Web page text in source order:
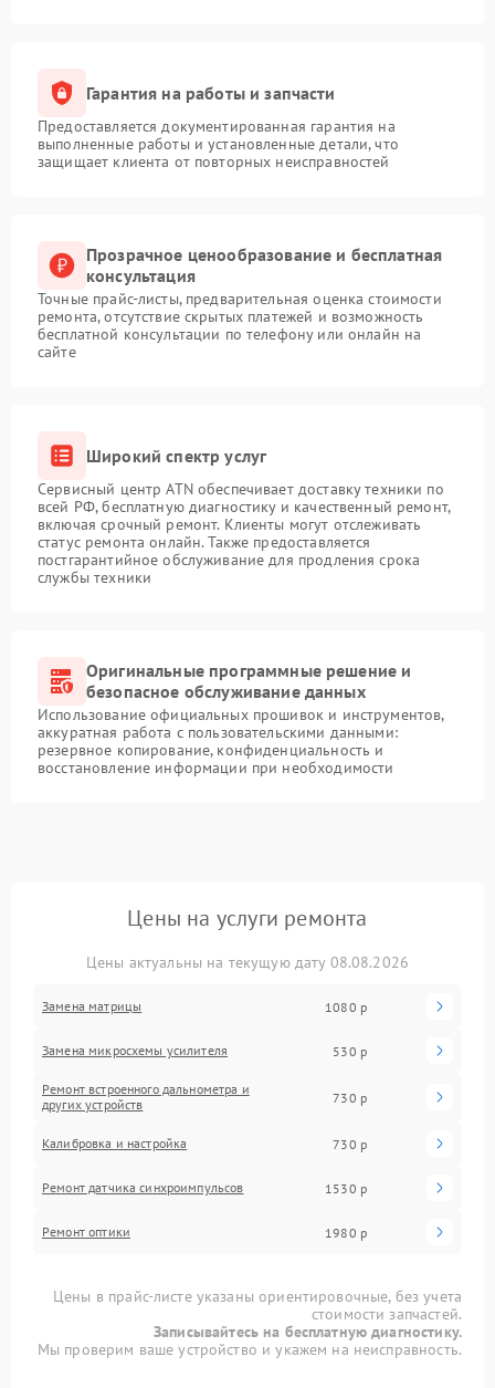
Гарантия на работы и запчасти
Предоставляется документированная гарантия на
выполненные работы и установленные детали, что
защищает клиента от повторных неисправностей
Прозрачное ценообразование и бесплатная
консультация
Точные прайс-листы, предварительная оценка стоимости
ремонта, отсутствие скрытых платежей и возможность
бесплатной консультации по телефону или онлайн на
сайте
Широкий спектр услуг
Сервисный центр ATN обеспечивает доставку техники по
всей РФ, бесплатную диагностику и качественный ремонт,
включая срочный ремонт. Клиенты могут отслеживать
статус ремонта онлайн. Также предоставляется
постгарантийное обслуживание для продления срока
службы техники
Оригинальные программные решение и
безопасное обслуживание данных
Использование официальных прошивок и инструментов,
аккуратная работа с пользовательскими данными:
резервное копирование, конфиденциальность и
восстановление информации при необходимости
Цены на услуги ремонта
Цены актуальны на текущую дату 08.08.2026
Замена матрицы 1080 р
Замена микросхемы усилителя 530 р
Ремонт встроенного дальнометра и
других устройств
730 р
Калибровка и настройка 730 р
Ремонт датчика синхроимпульсов 1530 р
Ремонт оптики 1980 р
Цены в прайс-листе указаны ориентировочные, без учета
стоимости запчастей.
Записывайтесь на бесплатную диагностику.
Мы проверим ваше устройство и укажем на неисправность.